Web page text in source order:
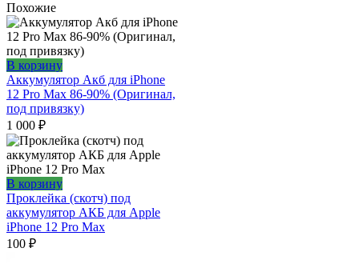
Похожие
В корзину
Аккумулятор Акб для iPhone
12 Pro Max 86-90% (Оригинал,
под привязку)
1 000 ₽
В корзину
Проклейка (скотч) под
аккумулятор АКБ для Apple
iPhone 12 Pro Max
100 ₽